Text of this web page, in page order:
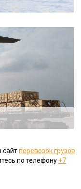
сайтперевозок грузов
по телефону +7